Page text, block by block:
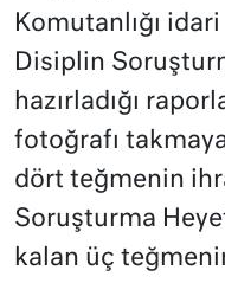
Komutanlığı
Disiplin
hazırladığı
fotoğrafı
dört teğmenin
Soruşturma
kalan üç